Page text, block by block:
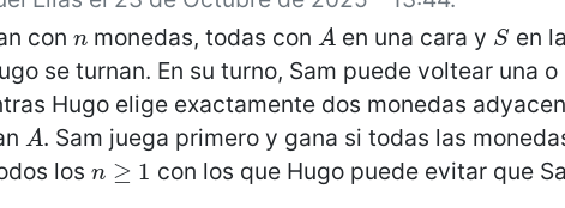
con n
n monedas, todas conA
A en una cara y S
S en
se turnan. En su turno, Sam puede voltear una
Hugo elige exactamente dos monedas
A
A. Sam juega primero y gana si todas las
los n ≥ 1
n≥1
con los que Hugo puede evitar que